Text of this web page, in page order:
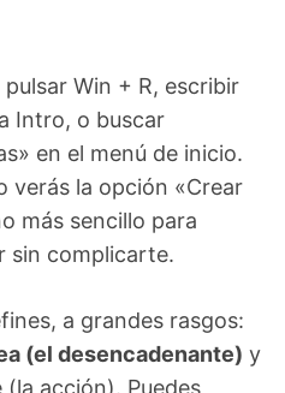
Win + R, escribir
Intro, o buscar
en el menú de inicio.
verás la opción «Crear
más sencillo para
sin complicarte.
a grandes rasgos:
(el desencadenante) y
acción). Puedes